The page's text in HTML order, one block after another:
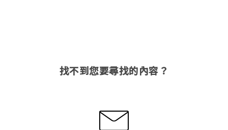
找不到您要尋找的內容？